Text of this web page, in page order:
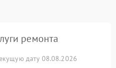
ремонта
дату 08.08.2026